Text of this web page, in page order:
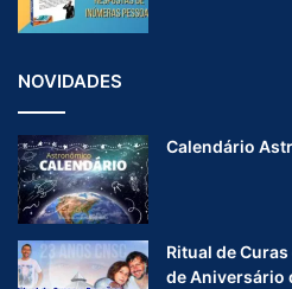
NOVIDADES
Calendário
Ritual de
de Aniversário